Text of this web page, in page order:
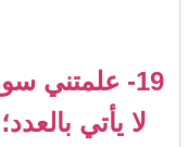
19- علمتني
لا يأتي